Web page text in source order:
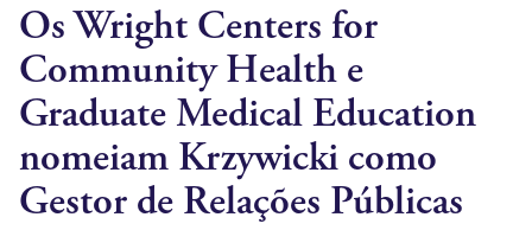
Os Wright Centers for
Community Health e
Graduate Medical Education
nomeiam Krzywicki como
Gestor de Relações Públicas